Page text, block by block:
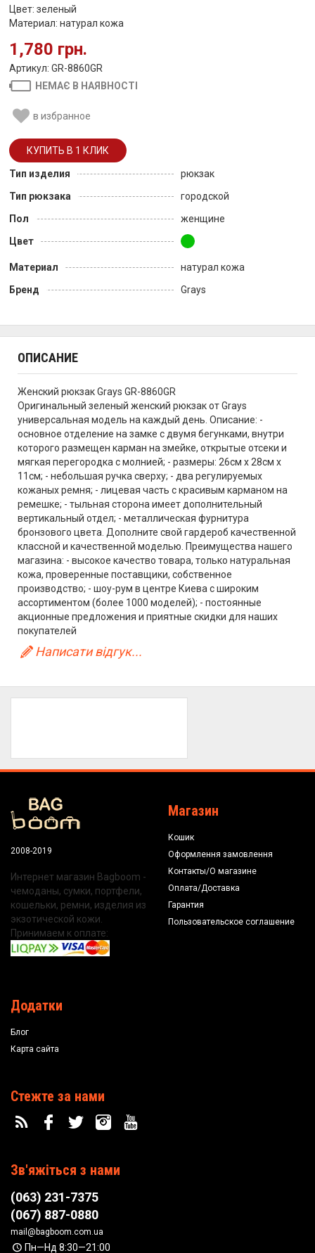
Цвет: зеленый
Материал: натурал кожа
1,780 грн.
Артикул: GR-8860GR
НЕМАЄ В НАЯВНОСТІ
в избранное
Тип изделия
рюкзак
Тип рюкзака
городской
Пол
женщине
Цвет
Материал
натурал кожа
Бренд
Grays
ОПИСАНИЕ
Женский рюкзак Grays GR-8860GR
Оригинальный зеленый женский рюкзак от Grays
универсальная модель на каждый день. Описание: -
основное отделение на замке с двумя бегунками, внутри
которого размещен карман на змейке, открытые отсеки и
мягкая перегородка с молнией; - размеры: 26см х 28см х
11см; - небольшая ручка сверху; - два регулируемых
кожаных ремня; - лицевая часть с красивым карманом на
ремешке; - тыльная сторона имеет дополнительный
вертикальный отдел; - металлическая фурнитура
бронзового цвета. Дополните свой гардероб качественной
классной и качественной моделью. Преимущества нашего
магазина: - высокое качество товара, только натуральная
кожа, проверенные поставщики, собственное
производство; - шоу-рум в центре Киева с широким
ассортиментом (более 1000 моделей); - постоянные
акционные предложения и приятные скидки для наших
покупателей
Написати відгук...
2008-2019
Интернет магазин Bagboom -
чемоданы, сумки, портфели,
кошельки, ремни, изделия из
экзотической кожи.
Принимаем к оплате:
Магазин
Кошик
Оформлення замовлення
Контакты/О магазине
Оплата/Доставка
Гарантия
Пользовательское соглашение
Додатки
Блог
Карта сайта
Стежте за нами
Зв'яжіться з нами
(063) 231-7375
(067) 887-0880
mail@bagboom.com.ua
Пн—Нд 8:30—21:00